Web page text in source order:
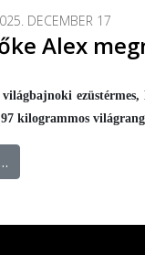
DECEMBER 17
Alex
világbajnoki
kilogrammos